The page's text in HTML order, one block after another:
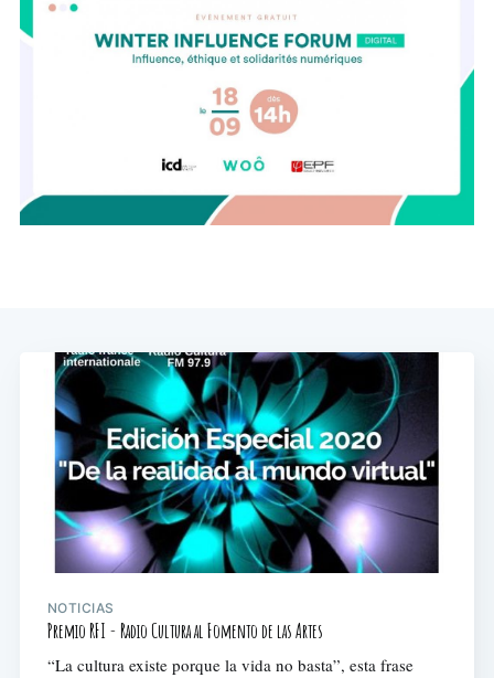
NOTICIAS
Premio RFI - Radio Cultura al Fomento de las Artes
“La cultura existe porque la vida no basta”, esta frase